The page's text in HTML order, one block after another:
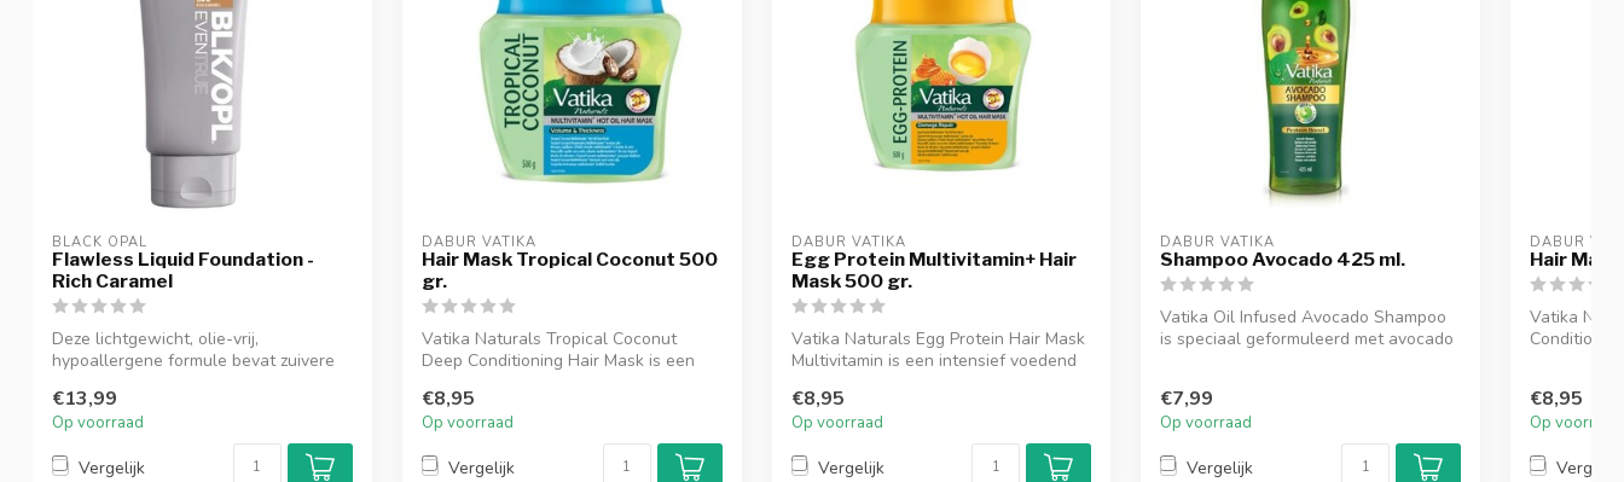
BLACK OPAL
Flawless Liquid Foundation -
Rich Caramel
Deze lichtgewicht, olie-vrij,
hypoallergene formule bevat zuivere
€13,99
Op voorraad
Vergelijk
DABUR VATIKA
Hair Mask Tropical Coconut 500
gr.
Vatika Naturals Tropical Coconut
Deep Conditioning Hair Mask is een
€8,95
Op voorraad
Vergelijk
DABUR VATIKA
Egg Protein Multivitamin+ Hair
Mask 500 gr.
Vatika Naturals Egg Protein Hair Mask
Multivitamin is een intensief voedend
€8,95
Op voorraad
Vergelijk
DABUR VATIKA
Shampoo Avocado 425 ml.
Vatika Oil Infused Avocado Shampoo
is speciaal geformuleerd met avocado
€7,99
Op voorraad
Vergelijk
DABUR
Hair
Vatika
€8,95
Op voorraad
Vergelijk